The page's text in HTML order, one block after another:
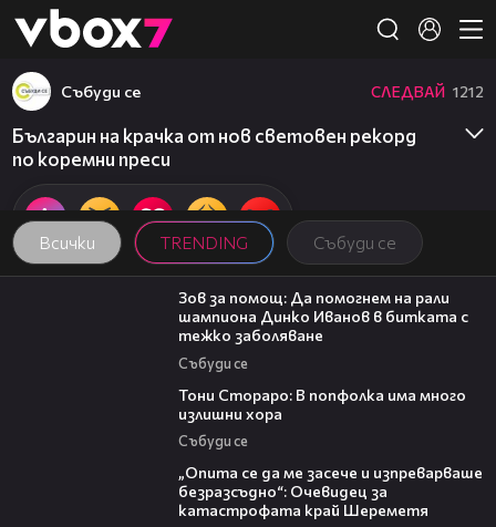
👾
Всички TRENDING Събуди се
Събуди се СЛЕДВАЙ 1212
Българин на крачка от нов световен рекорд
по коремни преси
03:29
Зов за помощ: Да помогнем на рали
шампиона Динко Иванов в битката с
тежко заболяване
Събуди се
Тони Стораро: В попфолка има много
излишни хора
Събуди се
„Опита се да ме засече и изпреварваше
безразсъдно“: Очевидец за
катастрофата край Шереметя